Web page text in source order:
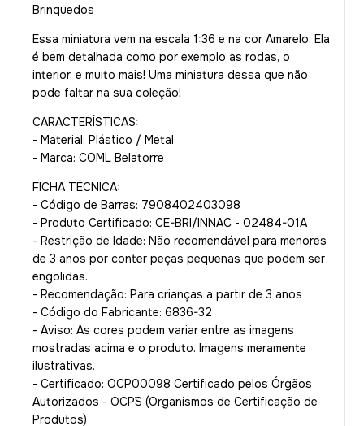
Brinquedos
Essa miniatura vem na escala 1:36 e na cor Amarelo. Ela
é bem detalhada como por exemplo as rodas, o
interior, e muito mais! Uma miniatura dessa que não
pode faltar na sua coleção!
CARACTERÍSTICAS:
- Material: Plástico / Metal
- Marca: COML Belatorre
FICHA TÉCNICA:
- Código de Barras: 7908402403098
- Produto Certificado: CE-BRI/INNAC - 02484-01A
- Restrição de Idade: Não recomendável para menores
de 3 anos por conter peças pequenas que podem ser
engolidas.
- Recomendação: Para crianças a partir de 3 anos
- Código do Fabricante: 6836-32
- Aviso: As cores podem variar entre as imagens
mostradas acima e o produto. Imagens meramente
ilustrativas.
- Certificado: OCP00098 Certificado pelos Órgãos
Autorizados - OCP´S (Organismos de Certificação de
Produtos)